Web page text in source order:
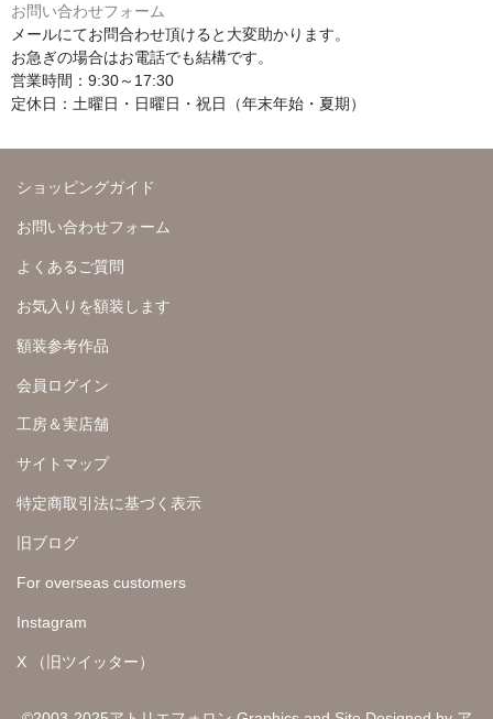
お問い合わせフォーム
メールにてお問合わせ頂けると大変助かります。
お急ぎの場合はお電話でも結構です。
営業時間：9:30～17:30
定休日：土曜日・日曜日・祝日（年末年始・夏期）
ショッピングガイド
お問い合わせフォーム
よくあるご質問
お気入りを額装します
額装参考作品
会員ログイン
工房＆実店舗
サイトマップ
特定商取引法に基づく表示
旧ブログ
For overseas customers
Instagram
X （旧ツイッター）